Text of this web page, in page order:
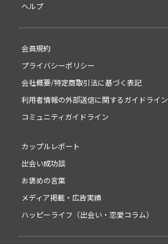
ヘルプ
会員規約
プライバシーポリシー
会社概要/特定商取引法に基づく表記
利用者情報の外部送信に関するガイドライン
コミュニティガイドライン
カップルレポート
出会い成功談
お褒めの言葉
メディア掲載・広告実績
ハッピーライフ（出会い・恋愛コラム）